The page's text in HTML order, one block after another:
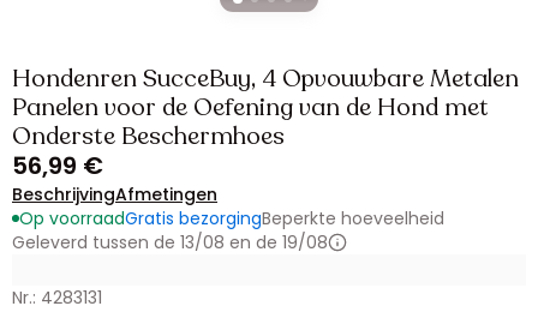
Hondenren SucceBuy, 4 Opvouwbare Metalen
Panelen voor de Oefening van de Hond met
Onderste Beschermhoes
56,99 €
BeschrijvingAfmetingen
Op voorraadGratis bezorgingBeperkte hoeveelheid
Geleverd tussen de 13/08 en de 19/08
Nr.: 4283131